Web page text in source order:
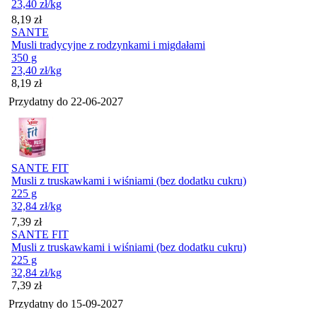
23,40 zł/kg
Cena
8,19 zł
SANTE
Musli tradycyjne z rodzynkami i migdałami
350 g
23,40 zł/kg
Cena
8,19 zł
Przydatny do 22-06-2027
SANTE FIT
Musli z truskawkami i wiśniami (bez dodatku cukru)
225 g
32,84 zł/kg
Cena
7,39 zł
SANTE FIT
Musli z truskawkami i wiśniami (bez dodatku cukru)
225 g
32,84 zł/kg
Cena
7,39 zł
Przydatny do 15-09-2027